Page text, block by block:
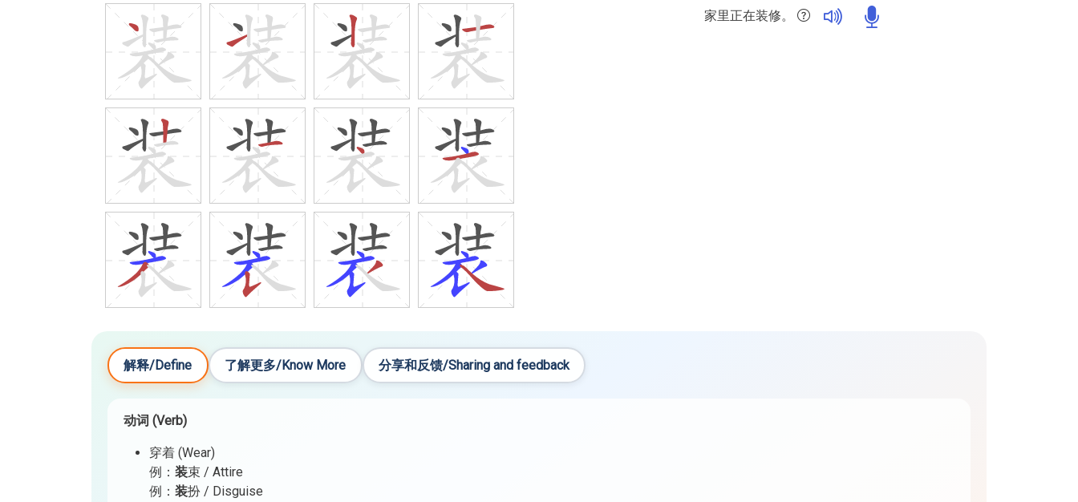
家里正在装修。
解释/Define 了解更多/Know More 分享和反馈/Sharing and feedback
动词 (Verb)
穿着 (Wear)
例： 装束 / Attire
例： 装扮 / Disguise